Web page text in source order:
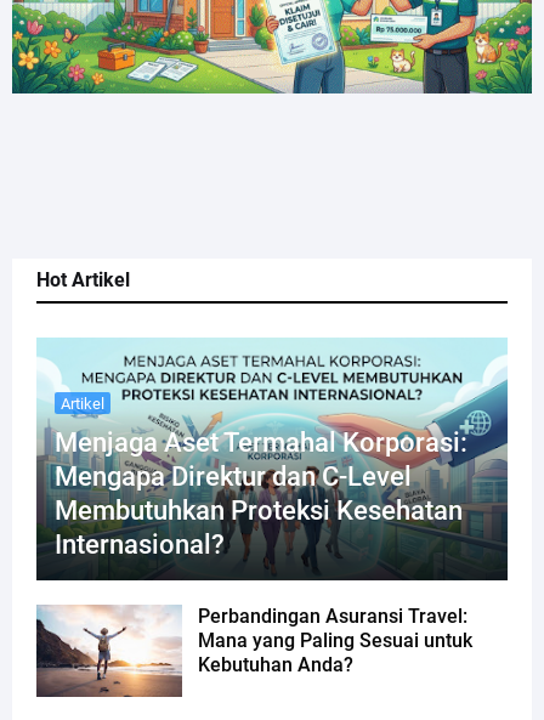
Hot Artikel
Artikel
Menjaga Aset Termahal Korporasi:
Mengapa Direktur dan C-Level
Membutuhkan Proteksi Kesehatan
Internasional?
Perbandingan Asuransi Travel:
Mana yang Paling Sesuai untuk
Kebutuhan Anda?